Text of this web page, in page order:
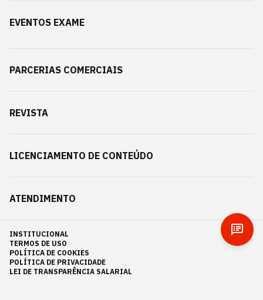
EVENTOS EXAME
PARCERIAS COMERCIAIS
REVISTA
LICENCIAMENTO DE CONTEÚDO
ATENDIMENTO
INSTITUCIONAL
TERMOS DE USO
POLÍTICA DE COOKIES
POLÍTICA DE PRIVACIDADE
LEI DE TRANSPARÊNCIA SALARIAL